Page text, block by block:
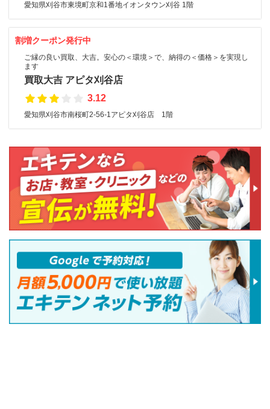
愛知県刈谷市東境町京和1番地イオンタウン刈谷 1階
割増クーポン発行中
ご縁の良い買取、大吉。安心の＜環境＞で、納得の＜価格＞を実現し
ます
買取大吉 アピタ刈谷店
3.12
愛知県刈谷市南桜町2-56-1アピタ刈谷店 1階